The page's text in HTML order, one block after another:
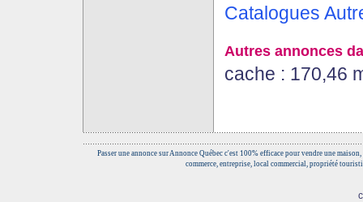
Catalogues
Autres annonces
cache : 170,46
Passer une annonce sur Annonce Québec c'est 100% efficace pour vendre une
commerce, entreprise, local commercial, propriété